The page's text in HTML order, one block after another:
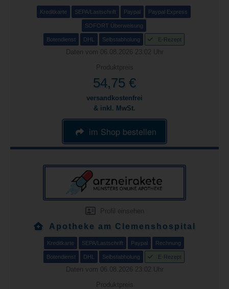
Kreditkarte SEPA/Lastschrift Paypal Paypal Express
SOFORT Überweisung
Botendienst DHL Selbstabholung E-Rezept
Daten vom 06.08.2026 23:02 Uhr
Produktpreis
54,75 €
versandkostenfrei
& inkl. MwSt.
im Shop bestellen
Profil einsehen
Apotheke am Clemenshospital
Kreditkarte SEPA/Lastschrift Paypal Rechnung
Botendienst DHL Selbstabholung E-Rezept
Daten vom 06.08.2026 23:02 Uhr
Produktpreis